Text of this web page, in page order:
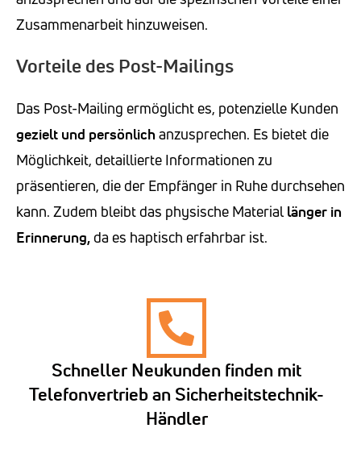
Zusammenarbeit hinzuweisen.
Vorteile des Post-Mailings
Das Post-Mailing ermöglicht es, potenzielle Kunden
gezielt und persönlichanzusprechen. Es bietet die
Möglichkeit, detaillierte Informationen zu
präsentieren, die der Empfänger in Ruhe durchsehen
kann. Zudem bleibt das physische Material länger in
Erinnerung,da es haptisch erfahrbar ist.
Schneller Neukunden finden mit
Telefonvertrieb an Sicherheitstechnik-
Händler